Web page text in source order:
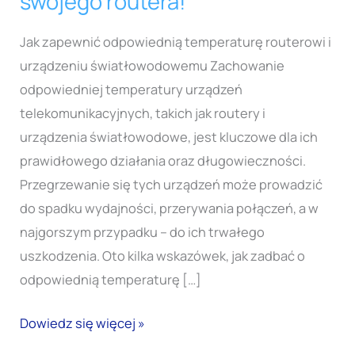
Jak zapewnić odpowiednią temperaturę routerowi i
urządzeniu światłowodowemu Zachowanie
odpowiedniej temperatury urządzeń
telekomunikacyjnych, takich jak routery i
urządzenia światłowodowe, jest kluczowe dla ich
prawidłowego działania oraz długowieczności.
Przegrzewanie się tych urządzeń może prowadzić
do spadku wydajności, przerywania połączeń, a w
najgorszym przypadku – do ich trwałego
uszkodzenia. Oto kilka wskazówek, jak zadbać o
odpowiednią temperaturę […]
Dowiedz się więcej »